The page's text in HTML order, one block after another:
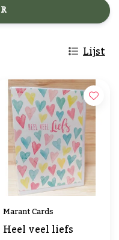
Lijst
Marant Cards
Heel veel liefs